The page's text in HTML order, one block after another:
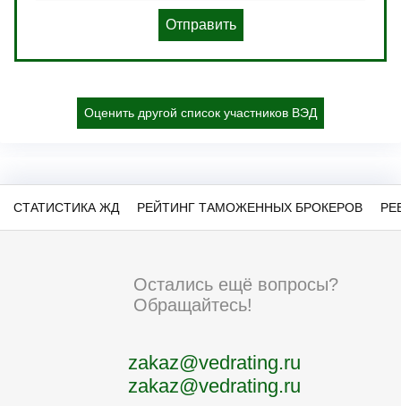
Отправить
Оценить другой список участников ВЭД
СТАТИСТИКА ЖД РЕЙТИНГ ТАМОЖЕННЫХ БРОКЕРОВ
Остались ещё вопросы?
Обращайтесь!
zakaz@vedrating.ru
zakaz@vedrating.ru